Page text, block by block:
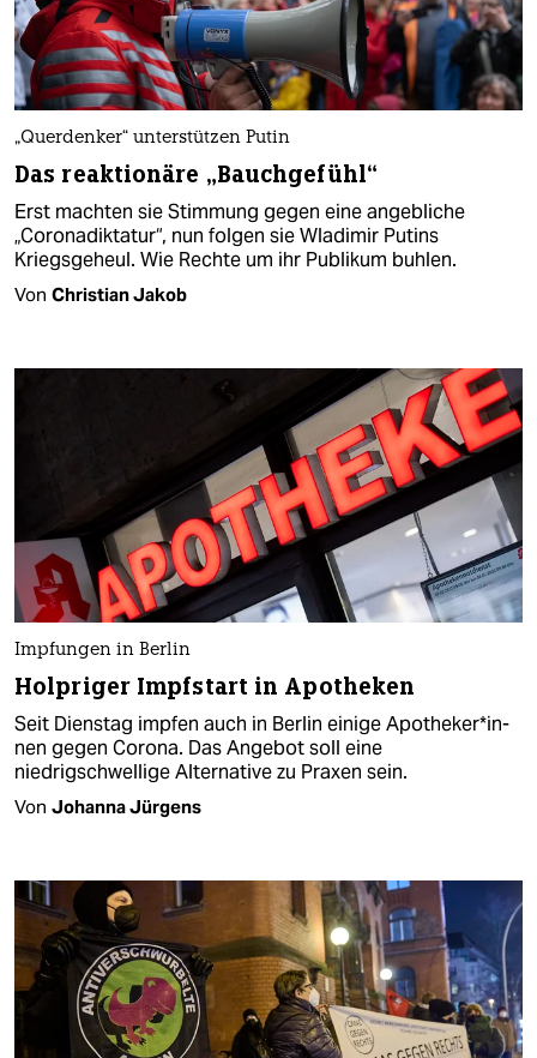
„Querdenker“ unterstützen Putin
Das reaktionäre „Bauchgefühl“
Erst machten sie Stimmung gegen eine angebliche
„Coronadiktatur“, nun folgen sie Wladimir Putins
Kriegsgeheul. Wie Rechte um ihr Publikum buhlen.
Von Christian Jakob
Impfungen in Berlin
Holpriger Impfstart in Apotheken
Seit Dienstag impfen auch in Berlin einige Apo­the­ke­r*in­
nen gegen Corona. Das Angebot soll eine
niedrigschwellige Alternative zu Praxen sein.
Von Johanna Jürgens